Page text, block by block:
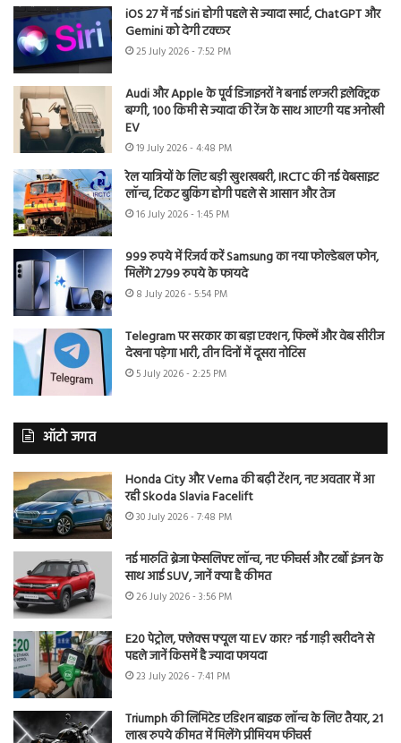
iOS 27 में नई Siri होगी पहले से ज्यादा स्मार्ट, ChatGPT और
Gemini को देगी टक्कर
25 July 2026 - 7:52 PM
Audi और Apple के पूर्व डिजाइनरों ने बनाई लग्जरी इलेक्ट्रिक
बग्गी, 100 किमी से ज्यादा की रेंज के साथ आएगी यह अनोखी
EV
19 July 2026 - 4:48 PM
रेल यात्रियों के लिए बड़ी खुशखबरी, IRCTC की नई वेबसाइट
लॉन्च, टिकट बुकिंग होगी पहले से आसान और तेज
16 July 2026 - 1:45 PM
999 रुपये में रिजर्व करें Samsung का नया फोल्डेबल फोन,
मिलेंगे 2799 रुपये के फायदे
8 July 2026 - 5:54 PM
Telegram पर सरकार का बड़ा एक्शन, फिल्में और वेब सीरीज
देखना पड़ेगा भारी, तीन दिनों में दूसरा नोटिस
5 July 2026 - 2:25 PM
ऑटो जगत
Honda City और Verna की बढ़ी टेंशन, नए अवतार में आ
रही Skoda Slavia Facelift
30 July 2026 - 7:48 PM
नई मारुति ब्रेजा फेसलिफ्ट लॉन्च, नए फीचर्स और टर्बो इंजन के
साथ आई SUV, जानें क्या है कीमत
26 July 2026 - 3:56 PM
E20 पेट्रोल, फ्लेक्स फ्यूल या EV कार? नई गाड़ी खरीदने से
पहले जानें किसमें है ज्यादा फायदा
23 July 2026 - 7:41 PM
Triumph की लिमिटेड एडिशन बाइक लॉन्च के लिए तैयार, 21
लाख रुपये कीमत में मिलेंगे प्रीमियम फीचर्स